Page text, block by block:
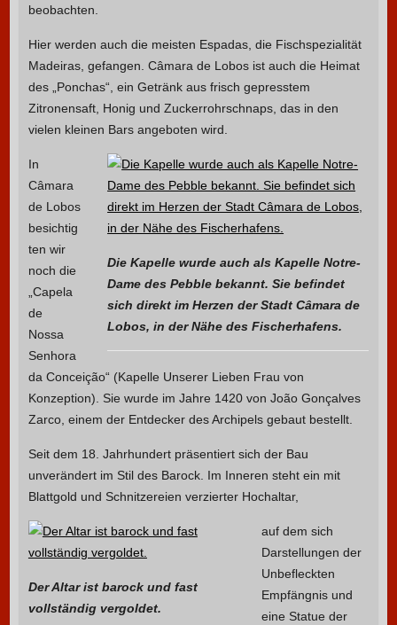
beobachten.
Hier werden auch die meisten Espadas, die Fischspezialität
Madeiras, gefangen. Câmara de Lobos ist auch die Heimat
des „Ponchas“, ein Getränk aus frisch gepresstem
Zitronensaft, Honig und Zuckerrohrschnaps, das in den
vielen kleinen Bars angeboten wird.
Die Kapelle wurde auch als Kapelle Notre-
Dame des Pebble bekannt. Sie befindet
sich direkt im Herzen der Stadt Câmara de
Lobos, in der Nähe des Fischerhafens.
In
Câmara
de Lobos
besichtig
ten wir
noch die
„Capela
de
Nossa
Senhora
da Conceição“ (Kapelle Unserer Lieben Frau von
Konzeption). Sie wurde im Jahre 1420 von João Gonçalves
Zarco, einem der Entdecker des Archipels gebaut bestellt.
Seit dem 18. Jahrhundert präsentiert sich der Bau
unverändert im Stil des Barock. Im Inneren steht ein mit
Blattgold und Schnitzereien verzierter Hochaltar,
Der Altar ist barock und fast
vollständig vergoldet.
auf dem sich
Darstellungen der
Unbefleckten
Empfängnis und
eine Statue der